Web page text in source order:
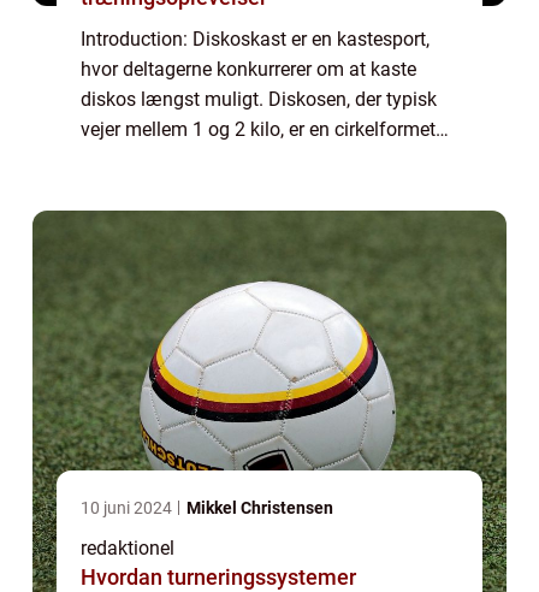
Introduction: Diskoskast er en kastesport,
hvor deltagerne konkurrerer om at kaste
diskos længst muligt. Diskosen, der typisk
vejer mellem 1 og 2 kilo, er en cirkelformet
10 juni 2024 Mikkel Christensen
redaktionel
Hvordan turneringssystemer